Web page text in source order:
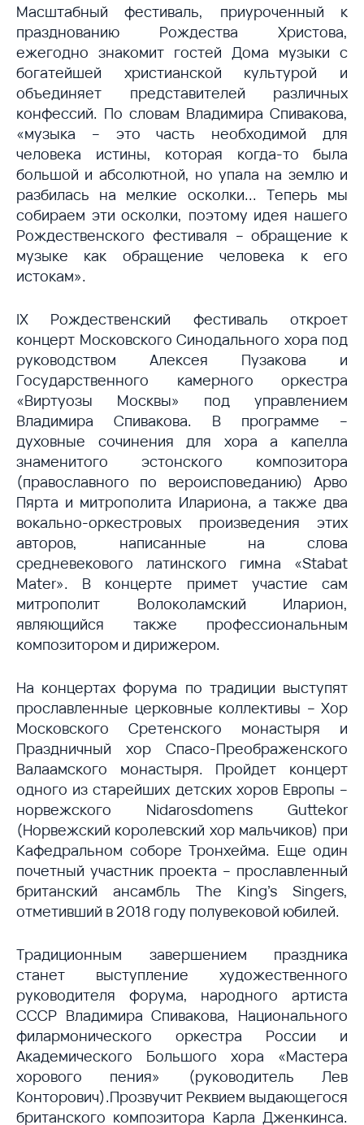
Масштабный фестиваль, приуроченный к
празднованию Рождества Христова,
ежегодно знакомит гостей Дома музыки с
богатейшей христианской культурой и
объединяет представителей различных
конфессий. По словам Владимира Спивакова,
«музыка – это часть необходимой для
человека истины, которая когда-то была
большой и абсолютной, но упала на землю и
разбилась на мелкие осколки... Теперь мы
собираем эти осколки, поэтому идея нашего
Рождественского фестиваля – обращение к
музыке как обращение человека к его
истокам».
IX Рождественский фестиваль откроет
концерт Московского Синодального хора под
руководством Алексея Пузакова и
Государственного камерного оркестра
«Виртуозы Москвы» под управлением
Владимира Спивакова. В программе –
духовные сочинения для хора а капелла
знаменитого эстонского композитора
(православного по вероисповеданию) Арво
Пярта и митрополита Илариона, а также два
вокально-оркестровых произведения этих
авторов, написанные на слова
средневекового латинского гимна «Stabat
Mater». В концерте примет участие сам
митрополит Волоколамский Иларион,
являющийся также профессиональным
композитором и дирижером.
На концертах форума по традиции выступят
прославленные церковные коллективы – Хор
Московского Сретенского монастыря и
Праздничный хор Спасо-Преображенского
Валаамского монастыря. Пройдет концерт
одного из старейших детских хоров Европы –
норвежского Nidarosdomens Guttekor
(Норвежский королевский хор мальчиков) при
Кафедральном соборе Тронхейма. Еще один
почетный участник проекта – прославленный
британский ансамбль The King’s Singers,
отметивший в 2018 году полувековой юбилей.
Традиционным завершением праздника
станет выступление художественного
руководителя форума, народного артиста
СССР Владимира Спивакова, Национального
филармонического оркестра России и
Академического Большого хора «Мастера
хорового пения» (руководитель Лев
Конторович).Прозвучит Реквием выдающегося
британского композитора Карла Дженкинса.